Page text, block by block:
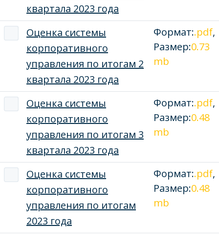
квартала 2023 года
Оценка системы
корпоративного
управления по итогам 2
квартала 2023 года
Формат:.pdf,
Размер:0.73
mb
Оценка системы
корпоративного
управления по итогам 3
квартала 2023 года
Формат:.pdf,
Размер:0.48
mb
Оценка системы
корпоративного
управления по итогам
2023 года
Формат:.pdf,
Размер:0.48
mb